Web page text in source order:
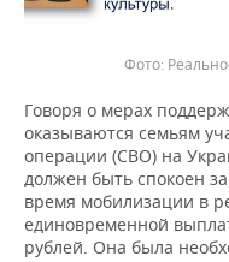
Говоря о мерах
оказываются семьям
операции (СВО) на
должен быть спокоен
время мобилизации в
единовременной
рублей. Она была